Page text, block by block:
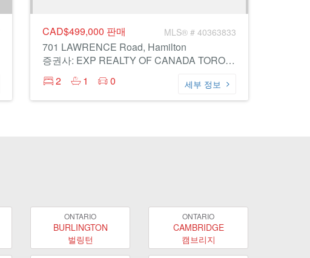
CAD$499,000 판매 MLS® # 40363833
701 LAWRENCE Road, Hamilton
증권사: EXP REALTY OF CANADA TORONTO
2
1 0 세부 정보
ONTARIO
BURLINGTON
벌링턴
ONTARIO
CAMBRIDGE
캠브리지